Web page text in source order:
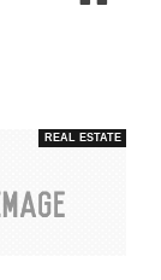
REAL ESTATE